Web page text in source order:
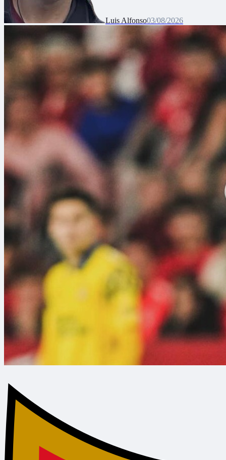
Luis Alfonso03/08/2026